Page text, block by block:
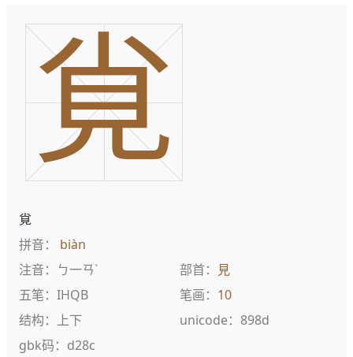
覍
覍
拼音： biàn
注音：ㄅ一ㄢˋ
部首：
見
五笔：IHQB
笔画： 10
结构：上下
unicode：898d
gbk码：d28c